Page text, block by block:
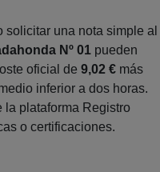
una nota simple al
Nº 01 pueden
oficial de 9,02 € más
inferior a dos horas.
la plataforma Registro
o certificaciones.